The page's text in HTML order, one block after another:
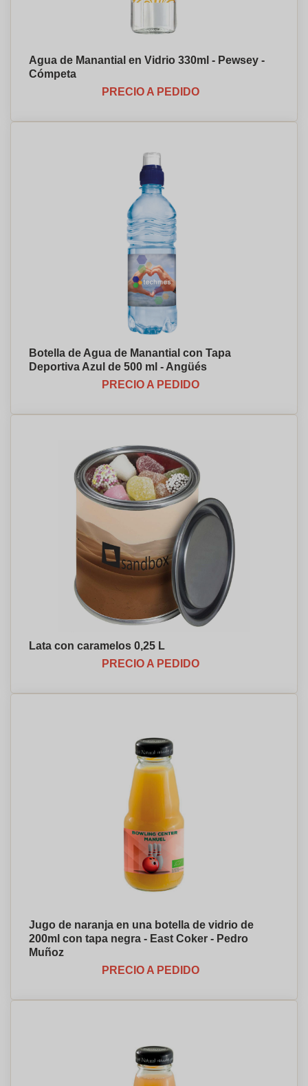
Agua de Manantial en Vidrio 330ml - Pewsey -
Cómpeta
PRECIO A PEDIDO
Botella de Agua de Manantial con Tapa
Deportiva Azul de 500 ml - Angüés
PRECIO A PEDIDO
Lata con caramelos 0,25 L
PRECIO A PEDIDO
Jugo de naranja en una botella de vidrio de
200ml con tapa negra - East Coker - Pedro
Muñoz
PRECIO A PEDIDO